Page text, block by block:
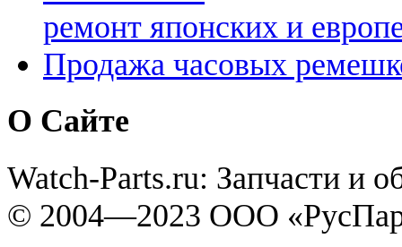
ремонт японских и
Продажа часовых
О Сайте
Watch-Parts.ru: Запчасти и
© 2004—2023 ООО